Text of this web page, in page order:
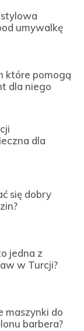
stylowa
umywalkę
które pomogą
dla niego
dla
się dobry
jedna z
w Turcji?
maszynki do
barbera?